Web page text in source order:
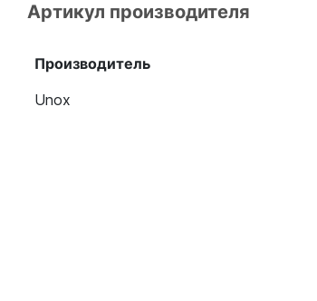
Артикул производителя
Производитель
Unox